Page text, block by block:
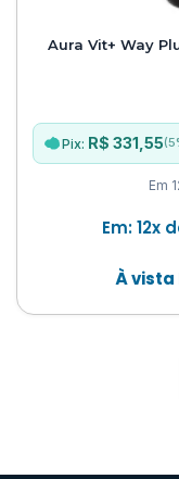
Aura Vit+ Way
Pix: R$ 331,55
Em
Em: 12x
À vista